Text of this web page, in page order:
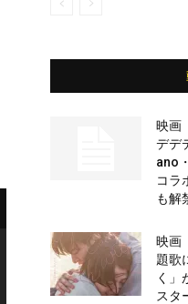
映画
デデ
ano
コラ
も解
映画
題歌
く」
スタ